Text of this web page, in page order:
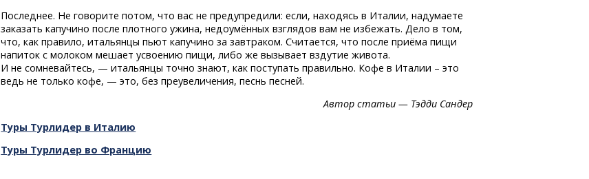
Последнее. Не говорите потом, что вас не предупредили: если, находясь в Италии, надумаете
заказать капучино после плотного ужина, недоумённых взглядов вам не избежать. Дело в том,
что, как правило, итальянцы пьют капучино за завтраком. Считается, что после приёма пищи
напиток с молоком мешает усвоению пищи, либо же вызывает вздутие живота.
И не сомневайтесь, — итальянцы точно знают, как поступать правильно. Кофе в Италии – это
ведь не только кофе, — это, без преувеличения, песнь песней.
Автор статьи — Тэдди Сандер
Туры Турлидер в Италию
Туры Турлидер во Францию